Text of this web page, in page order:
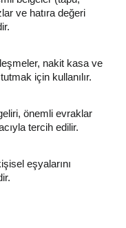
ve hatıra değeri
nakit kasa ve
için kullanılır.
önemli evraklar
tercih edilir.
eşyalarını